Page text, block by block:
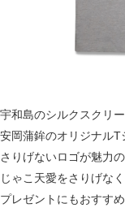
宇和島のシルクスクリ
安岡蒲鉾のオリジナルT
さりげないロゴが魅力
じゃこ天愛をさりげな
プレゼントにもおすすめ